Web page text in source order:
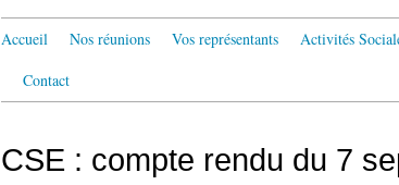
Accueil Nos réunions Vos représentants Activités
Contact
CSE : compte rendu du 7